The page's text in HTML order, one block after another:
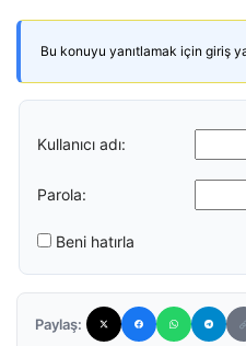
Bu konuyu yanıtlamak için giriş
Kullanıcı adı:
Parola:
Beni hatırla
Paylaş: